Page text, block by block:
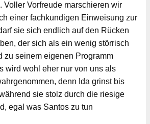
Voller Vorfreude marschieren wir
einer fachkundigen Einweisung zur
sie sich endlich auf den Rücken
der sich als ein wenig störrisch
zu seinem eigenen Programm
wird wohl eher nur von uns als
denn Ida grinst bis
sie stolz durch die riesige
egal was Santos zu tun